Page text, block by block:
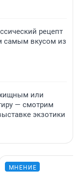
рецепт
самым вкусом из
или
— смотрим
экзотики
МНЕНИЕ